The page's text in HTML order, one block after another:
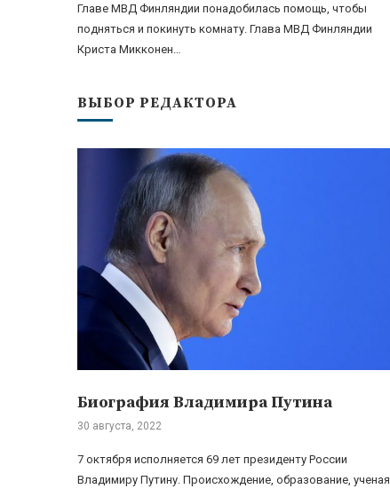
Главе МВД Финляндии понадобилась помощь, чтобы
подняться и покинуть комнату. Глава МВД Финляндии
Криста Микконен…
ВЫБОР РЕДАКТОРА
Биография Владимира Путина
30 августа, 2022
7 октября исполняется 69 лет президенту России
Владимиру Путину. Происхождение, образование, ученая